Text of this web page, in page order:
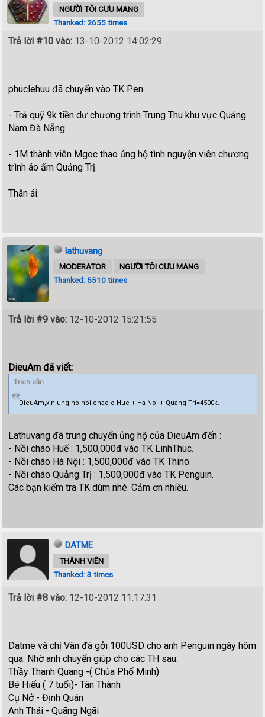
NGƯỜI TÔI CƯU MANG
Thanked: 2655 times
Trả lời #10 vào: 13-10-2012 14:02:29
phuclehuu đã chuyển vào TK Pen:
- Trả quỹ 9k tiền dư chương trình Trung Thu khu vực Quảng
Nam Đà Nẵng.
- 1M thành viên Mgoc thao ủng hộ tình nguyện viên chương
trình áo ấm Quảng Trị.
Thân ái.
lathuvang
MODERATOR
NGƯỜI TÔI CƯU MANG
Thanked: 5510 times
Trả lời #9 vào: 12-10-2012 15:21:55
DieuAm đã viết:
Trích dẫn
DieuAm,xin ung ho noi chao o Hue + Ha Noi + Quang Tri=4500k.
Lathuvang đã trung chuyển ủng hộ của DieuAm đến :
- Nồi cháo Huế : 1,500,000đ vào TK LinhThuc.
- Nồi cháo Hà Nội : 1,500,000đ vào TK Thino.
- Nồi cháo Quảng Trị : 1,500,000đ vào TK Penguin.
Các bạn kiểm tra TK dùm nhé. Cảm ơn nhiều.
DATME
THÀNH VIÊN
Thanked: 3 times
Trả lời #8 vào: 12-10-2012 11:17:31
Datme và chị Vân đã gởi 100USD cho anh Penguin ngày hôm
qua. Nhờ anh chuyển giúp cho các TH sau:
Thầy Thanh Quang -( Chùa Phổ Minh)
Bé Hiếu ( 7 tuổi)- Tân Thành
Cụ Nở - Định Quán
Anh Thái - Quãng Ngãi